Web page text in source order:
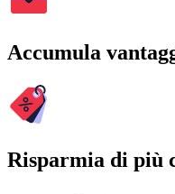
Accumula
Risparmia di più